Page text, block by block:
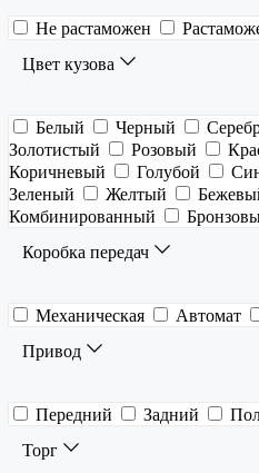
Не растаможен
Цвет кузова
Белый Черный
Золотистый
Розовый
Коричневый
Голубой
Зеленый
Желтый
Комбинированный
Коробка передач
Механическая Автомат
Привод
Передний Задний
Торг